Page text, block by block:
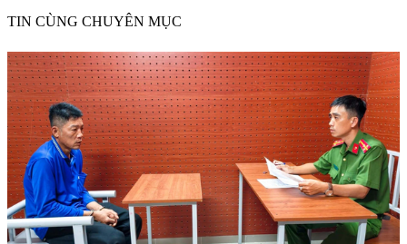
TIN CÙNG CHUYÊN MỤC